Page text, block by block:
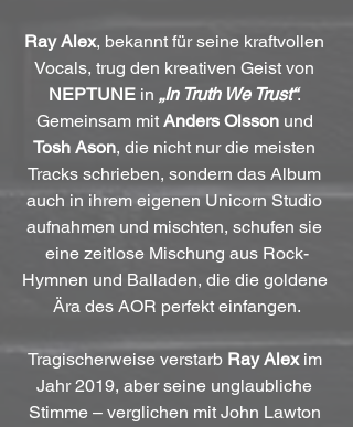
Ray Alex, bekannt für seine kraftvollen
Vocals, trug den kreativen Geist von
NEPTUNE in „In Truth We Trust“.
Gemeinsam mit Anders Olsson und
Tosh Ason, die nicht nur die meisten
Tracks schrieben, sondern das Album
auch in ihrem eigenen Unicorn Studio
aufnahmen und mischten, schufen sie
eine zeitlose Mischung aus Rock-
Hymnen und Balladen, die die goldene
Ära des AOR perfekt einfangen.
Tragischerweise verstarb Ray Alex im
Jahr 2019, aber seine unglaubliche
Stimme – verglichen mit John Lawton